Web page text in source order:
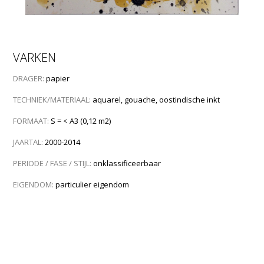
VARKEN
DRAGER: papier
TECHNIEK/MATERIAAL: aquarel, gouache, oostindische inkt
FORMAAT: S = < A3 (0,12 m2)
JAARTAL: 2000-2014
PERIODE / FASE / STIJL: onklassificeerbaar
EIGENDOM: particulier eigendom